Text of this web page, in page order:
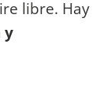
libre. Hay
y